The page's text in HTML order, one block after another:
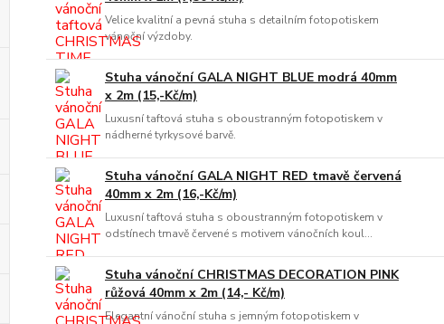
Velice kvalitní a pevná stuha s detailním fotopotiskem
vánoční výzdoby.
Stuha vánoční GALA NIGHT BLUE modrá 40mm
x 2m (15,-Kč/m)
Luxusní taftová stuha s oboustranným fotopotiskem v
nádherné tyrkysové barvě.
Stuha vánoční GALA NIGHT RED tmavě červená
40mm x 2m (16,-Kč/m)
Luxusní taftová stuha s oboustranným fotopotiskem v
odstínech tmavě červené s motivem vánočních koul...
Stuha vánoční CHRISTMAS DECORATION PINK
růžová 40mm x 2m (14,- Kč/m)
Elegantní vánoční stuha s jemným fotopotiskem v